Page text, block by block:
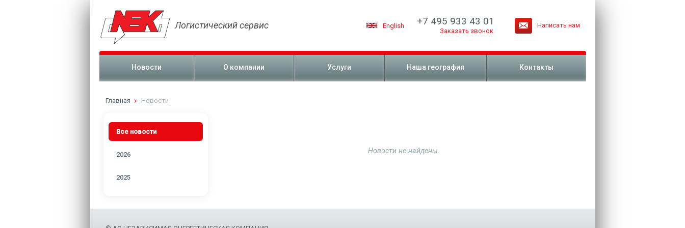
Логистический сервис Написать нам
+7 495 933 43 01
Заказать звонок
English
Новости О компании Услуги Наша география Контакты
Главная Новости
Все новости
2026
2025
Новости не найдены.